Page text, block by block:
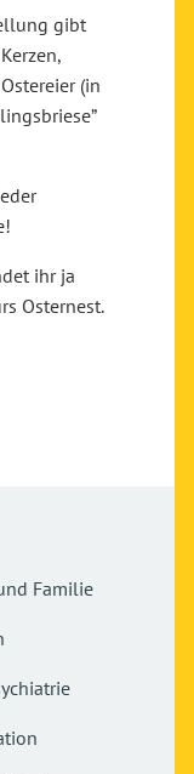
gibt
(in
ihr ja
Osternest.
Familie